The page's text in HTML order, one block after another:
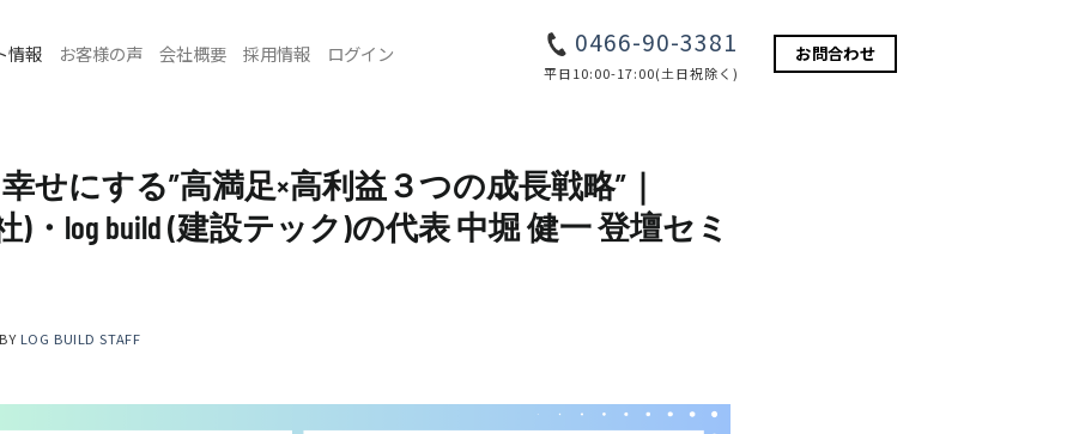
情報 お客様の声 会社概要 採用情報 ログイン 0466-90-3381
平日10:00-17:00(土日祝除く)
お問合わせ
せにする”高満足×高利益３つの成長戦略”｜
)・log build (建設テック)の代表 中堀 健一 登壇セミ
BY LOG BUILD STAFF